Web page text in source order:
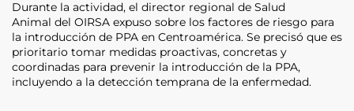
Durante la actividad, el director regional de Salud
Animal del OIRSA expuso sobre los factores de riesgo para
la introducción de PPA en Centroamérica. Se precisó que es
prioritario tomar medidas proactivas, concretas y
coordinadas para prevenir la introducción de la PPA,
incluyendo a la detección temprana de la enfermedad.